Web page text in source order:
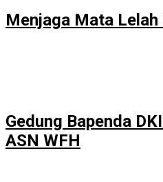
Menjaga Mata Lelah
Gedung Bapenda
ASN WFH